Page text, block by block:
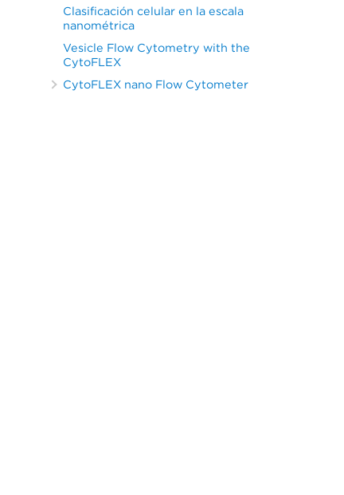
Clasificación celular en la escala
nanométrica
Vesicle Flow Cytometry with the
CytoFLEX
CytoFLEX nano Flow Cytometer